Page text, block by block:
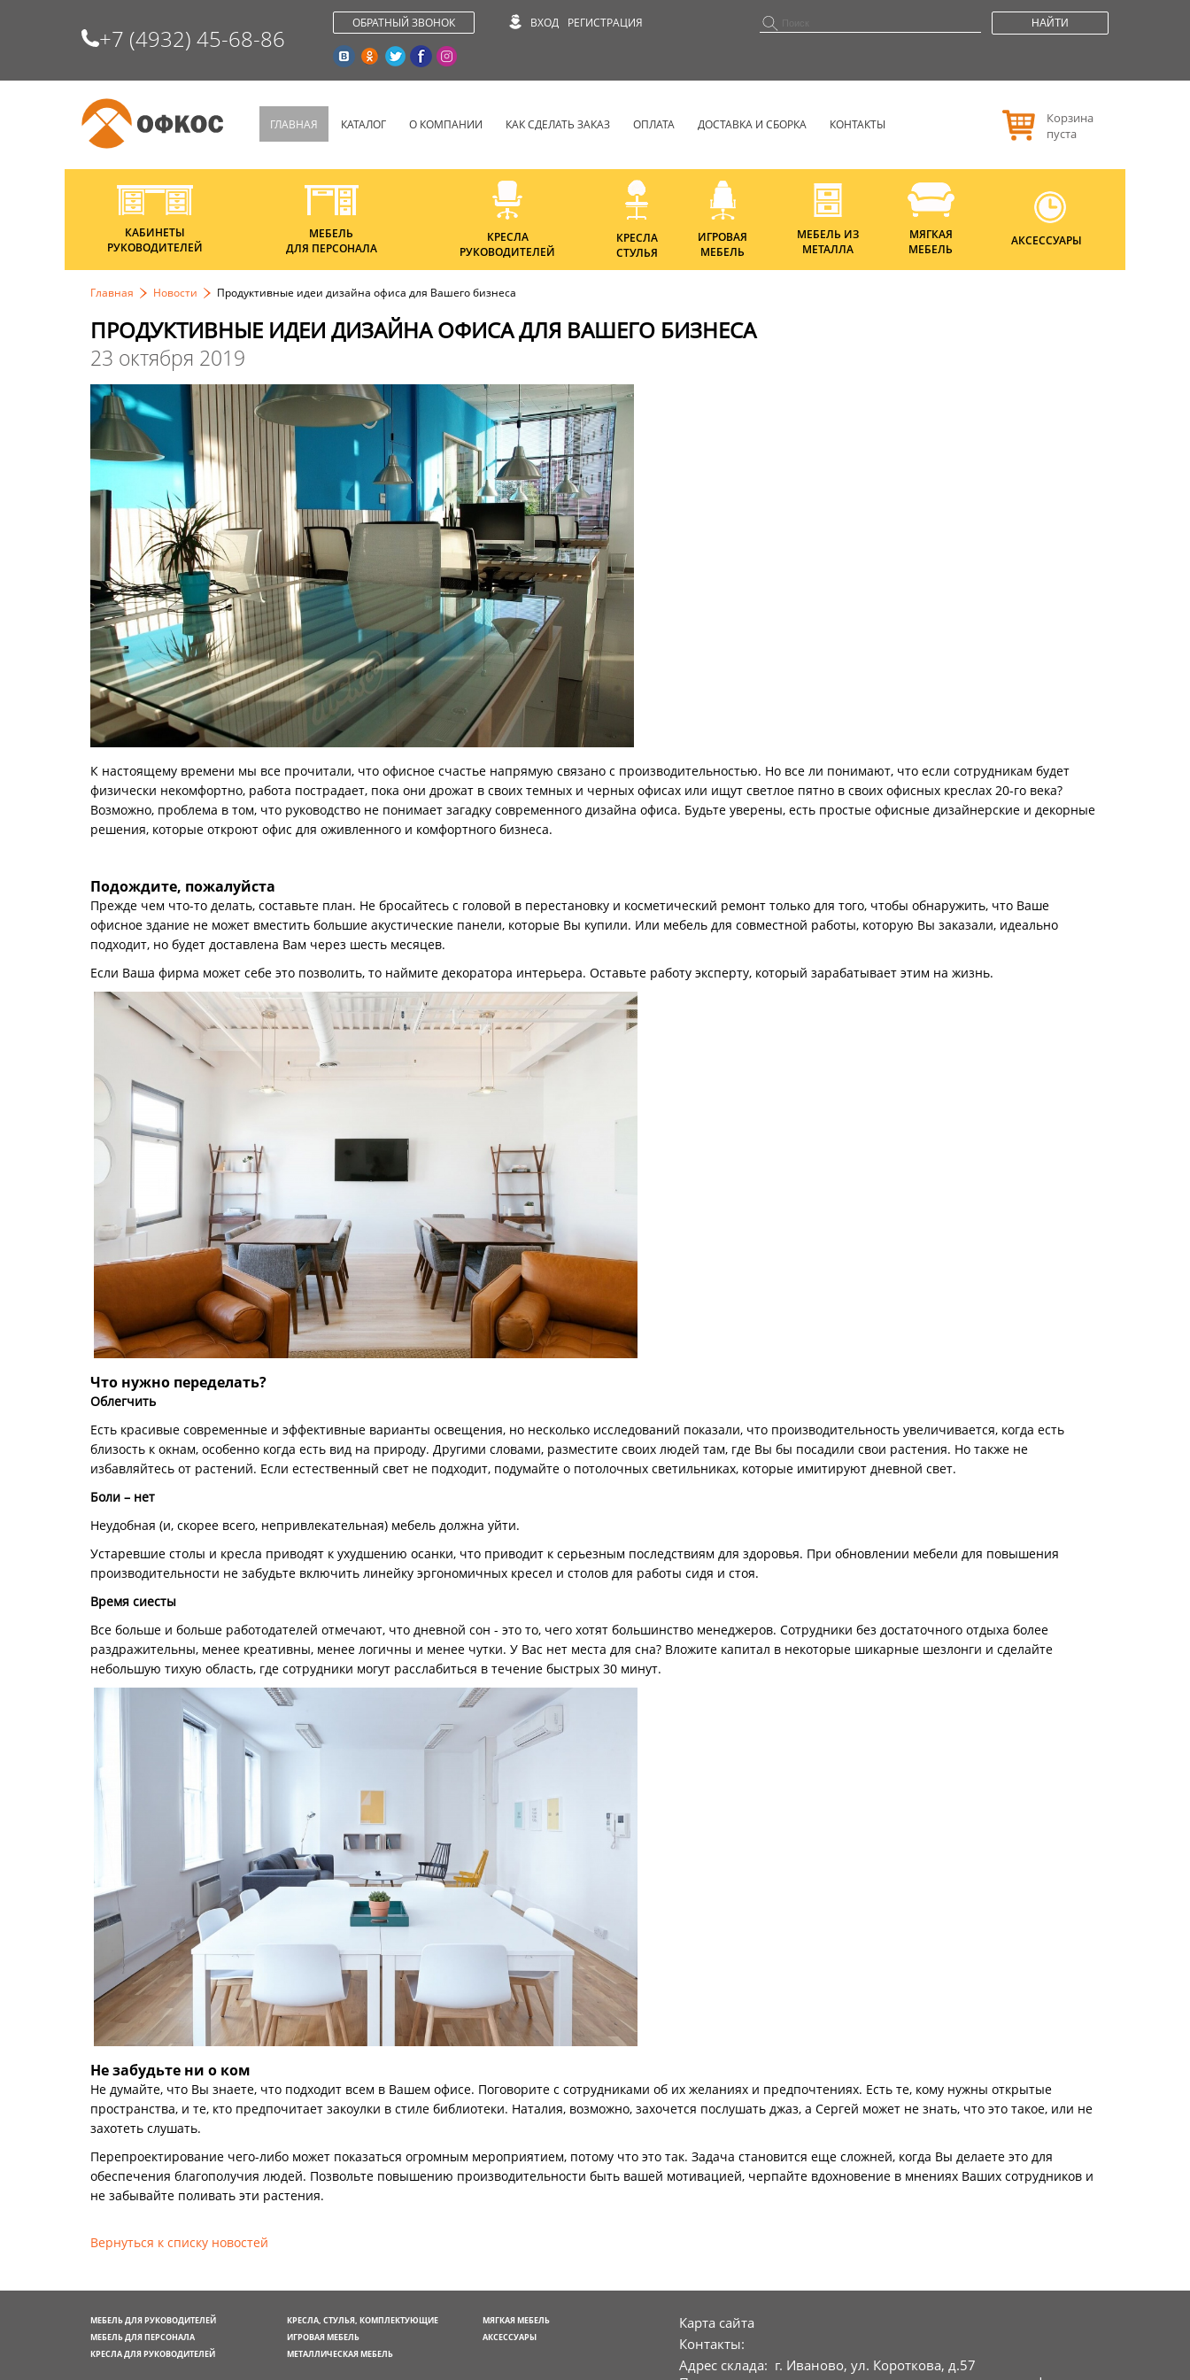
+7 (4932) 45-68-86
ОБРАТНЫЙ ЗВОНОК ВХОД РЕГИСТРАЦИЯ НАЙТИ
ГЛАВНАЯ КАТАЛОГ О КОМПАНИИ КАК СДЕЛАТЬ ЗАКАЗ ОПЛАТА ДОСТАВКА И СБОРКА КОНТАКТЫ
Корзина
пуста
КАБИНЕТЫ
РУКОВОДИТЕЛЕЙ
МЕБЕЛЬ
ДЛЯ ПЕРСОНАЛА
КРЕСЛА
РУКОВОДИТЕЛЕЙ
КРЕСЛА
СТУЛЬЯ
ИГРОВАЯ
МЕБЕЛЬ
МЕБЕЛЬ ИЗ
МЕТАЛЛА
МЯГКАЯ
МЕБЕЛЬ
АКСЕССУАРЫ
Главная Новости Продуктивные идеи дизайна офиса для Вашего бизнеса
ПРОДУКТИВНЫЕ ИДЕИ ДИЗАЙНА ОФИСА ДЛЯ ВАШЕГО БИЗНЕСА
23 октября 2019
К настоящему времени мы все прочитали, что офисное счастье напрямую связано с производительностью. Но все ли понимают, что если сотрудникам будет
физически некомфортно, работа пострадает, пока они дрожат в своих темных и черных офисах или ищут светлое пятно в своих офисных креслах 20-го века?
Возможно, проблема в том, что руководство не понимает загадку современного дизайна офиса. Будьте уверены, есть простые офисные дизайнерские и декорные
решения, которые откроют офис для оживленного и комфортного бизнеса.
Подождите, пожалуйста
Прежде чем что-то делать, составьте план. Не бросайтесь с головой в перестановку и косметический ремонт только для того, чтобы обнаружить, что Ваше
офисное здание не может вместить большие акустические панели, которые Вы купили. Или мебель для совместной работы, которую Вы заказали, идеально
подходит, но будет доставлена Вам через шесть месяцев.
Если Ваша фирма может себе это позволить, то наймите декоратора интерьера. Оставьте работу эксперту, который зарабатывает этим на жизнь.
Что нужно переделать?
Облегчить
Есть красивые современные и эффективные варианты освещения, но несколько исследований показали, что производительность увеличивается, когда есть
близость к окнам, особенно когда есть вид на природу. Другими словами, разместите своих людей там, где Вы бы посадили свои растения. Но также не
избавляйтесь от растений. Если естественный свет не подходит, подумайте о потолочных светильниках, которые имитируют дневной свет.
Боли – нет
Неудобная (и, скорее всего, непривлекательная) мебель должна уйти.
Устаревшие столы и кресла приводят к ухудшению осанки, что приводит к серьезным последствиям для здоровья. При обновлении мебели для повышения
производительности не забудьте включить линейку эргономичных кресел и столов для работы сидя и стоя.
Время сиесты
Все больше и больше работодателей отмечают, что дневной сон - это то, чего хотят большинство менеджеров. Сотрудники без достаточного отдыха более
раздражительны, менее креативны, менее логичны и менее чутки. У Вас нет места для сна? Вложите капитал в некоторые шикарные шезлонги и сделайте
небольшую тихую область, где сотрудники могут расслабиться в течение быстрых 30 минут.
Не забудьте ни о ком
Не думайте, что Вы знаете, что подходит всем в Вашем офисе. Поговорите с сотрудниками об их желаниях и предпочтениях. Есть те, кому нужны открытые
пространства, и те, кто предпочитает закоулки в стиле библиотеки. Наталия, возможно, захочется послушать джаз, а Сергей может не знать, что это такое, или не
захотеть слушать.
Перепроектирование чего-либо может показаться огромным мероприятием, потому что это так. Задача становится еще сложней, когда Вы делаете это для
обеспечения благополучия людей. Позвольте повышению производительности быть вашей мотивацией, черпайте вдохновение в мнениях Ваших сотрудников и
не забывайте поливать эти растения.
Вернуться к списку новостей
МЕБЕЛЬ ДЛЯ РУКОВОДИТЕЛЕЙ
МЕБЕЛЬ ДЛЯ ПЕРСОНАЛА
КРЕСЛА ДЛЯ РУКОВОДИТЕЛЕЙ
КРЕСЛА, СТУЛЬЯ, КОМПЛЕКТУЮЩИЕ
ИГРОВАЯ МЕБЕЛЬ
МЕТАЛЛИЧЕСКАЯ МЕБЕЛЬ
МЯГКАЯ МЕБЕЛЬ
АКСЕССУАРЫ
Карта сайта
Контакты:
Адрес склада: г. Иваново, ул. Короткова, д.57